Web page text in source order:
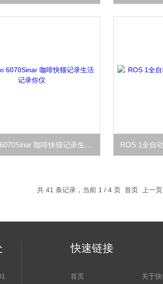
BeanPro 6070Sinar 咖啡快猫记录生活记录你仪
共 41 条记录，当前 1 / 4 页 首页 上一页
快速链接
首页